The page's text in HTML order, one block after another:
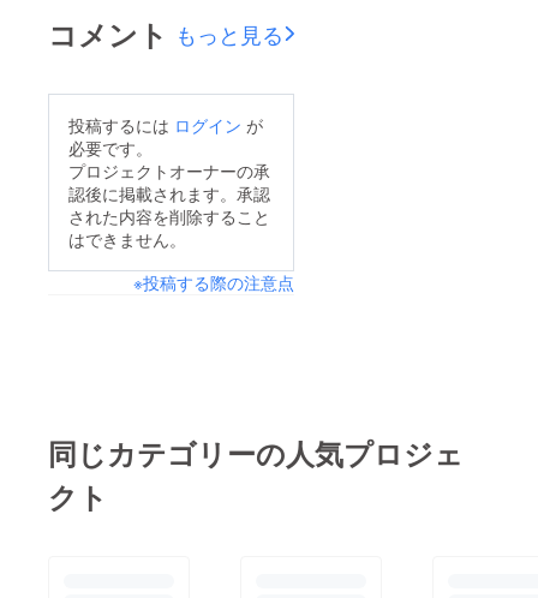
して何かできることが
あると考え、震災支援
きっかけに体育館建設
活動を始めました。ネ
パールでは避難所や避
難訓練の認識がないた
め、学生や地域の人に
うことがこれからの被
ティを行う場所がない
ため、避難所の機能を
ク村に体育館を建設す
るプロジェクトのクラ
きました。プロジェク
ト達成のためにはまだ
まだ長い道のりとなり
ます。引き続き皆様か
ば幸いです。これから
今回の挑戦の準備を進
めて来た方々からの
コメント もっと見る
投稿するには ログイン が
必要です。
プロジェクトオーナーの承
認後に掲載されます。承認
された内容を削除すること
はできません。
※投稿する際の注意点
同じカテゴリーの人気プロジェ
クト